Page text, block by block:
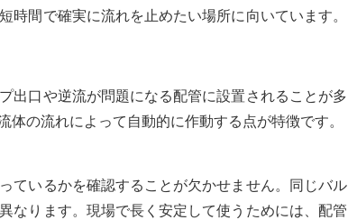
間で確実に流れを止めたい場所に向いています。
出口や逆流が問題になる配管に設置されることが多
の流れによって自動的に作動する点が特徴です。
ているかを確認することが欠かせません。同じバル
なります。現場で長く安定して使うためには、配管